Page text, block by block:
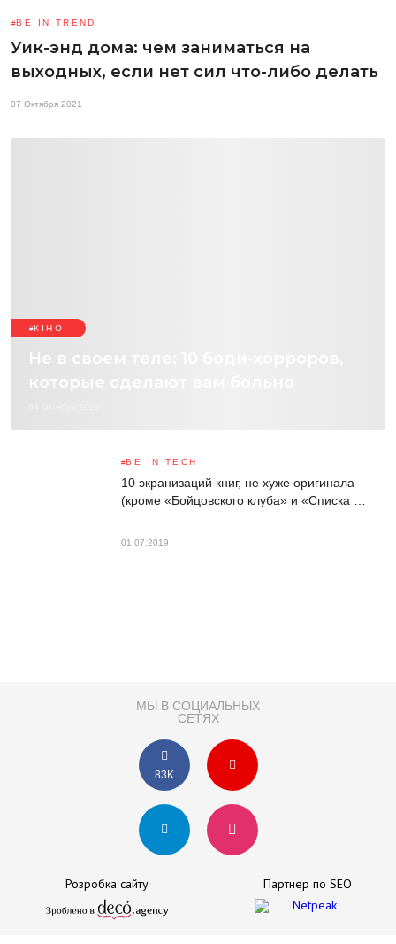
BE IN TREND
Уик-энд дома: чем заниматься на
выходных, если нет сил что-либо делать
07 Октября 2021
КІНО
Не в своем теле: 10 боди-хорроров,
которые сделают вам больно
BE IN TECH
10 экранизаций книг, не хуже оригинала
(кроме «Бойцовского клуба» и «Списка …
01.07.2019
МЫ В СОЦИАЛЬНЫХ
СЕТЯХ
83K
Розробка сайту Партнер по SEO